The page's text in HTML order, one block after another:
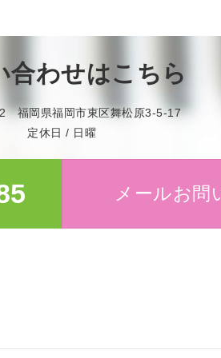
合わせはこちら
福岡県福岡市東区舞松原3-5-17
定休日 / 日曜
メールお問